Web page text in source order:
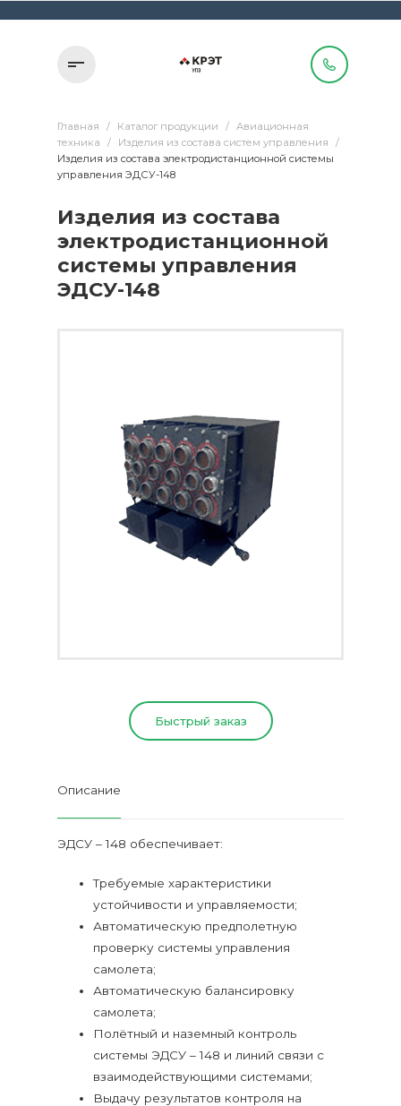
Главная / Каталог продукции / Авиационная
техника
/ Изделия из состава систем управления
/
Изделия из состава электродистанционной системы
управления ЭДСУ-148
Изделия из состава
электродистанционной
системы управления
ЭДСУ-148
Быстрый заказ
Описание
ЭДСУ – 148 обеспечивает:
Требуемые характеристики
устойчивости и управляемости;
Автоматическую предполетную
проверку системы управления
самолета;
Автоматическую балансировку
самолета;
Полётный и наземный контроль
системы ЭДСУ – 148 и линий связи с
взаимодействующими системами;
Выдачу результатов контроля на